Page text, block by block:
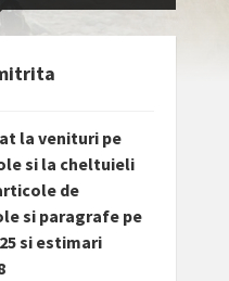
la venituri pe
si la cheltuieli
de
si paragrafe pe
si estimari